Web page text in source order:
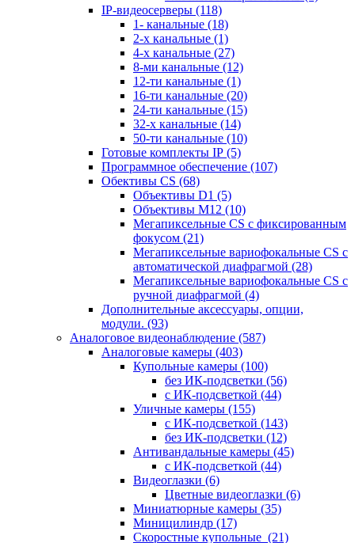
IP-видеосерверы (118)
1- канальные (18)
2-х канальные (1)
4-х канальные (27)
8-ми канальные (12)
12-ти канальные (1)
16-ти канальные (20)
24-ти канальные (15)
32-х канальные (14)
50-ти канальные (10)
Готовые комплекты IP (5)
Программное обеспечение (107)
Обективы CS (68)
Объективы D1 (5)
Объективы M12 (10)
Мегапиксельные CS c фиксированным
фокусом (21)
Мегапиксельные вариофокальные CS c
автоматической диафрагмой (28)
Мегапиксельные вариофокальные CS c
ручной диафрагмой (4)
Дополнительные аксессуары, опции,
модули. (93)
Аналоговое видеонаблюдение (587)
Аналоговые камеры (403)
Купольные камеры (100)
без ИК-подсветки (56)
с ИК-подсветкой (44)
Уличные камеры (155)
с ИК-подсветкой (143)
без ИК-подсветки (12)
Антивандальные камеры (45)
с ИК-подсветкой (44)
Видеоглазки (6)
Цветные видеоглазки (6)
Миниатюрные камеры (35)
Миницилиндр (17)
Скоростные купольные (21)